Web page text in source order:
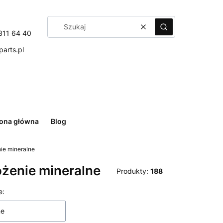
64 40
WyczyśćSzukaj
główna Blog
mineralne
mineralne Produkty: 188